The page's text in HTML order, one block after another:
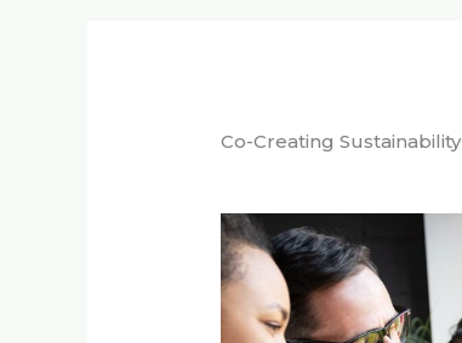
Co-Creating Sustainability